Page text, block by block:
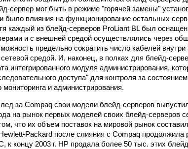
сервер мог быть в режиме "горячей замены"
было влияния на функционирование остальных
каждый из блейд-серверов ProLiant BL был
и с внешней средой осуществлялись через
предельно сократить число кабелей
средой. И, наконец, в полках для блейд-
интегрированного модуля администрирования,
доступа" для контроля за
мониторинга и администрирования.
за Compaq свои модели блейд-серверов
на рынок первых моделей своих блейд-серверов
что их объем поставок на мировой рынок
Packard после слияния с Compaq продолжила
к концу 2003 г. НР продала более 50 тыс. этих